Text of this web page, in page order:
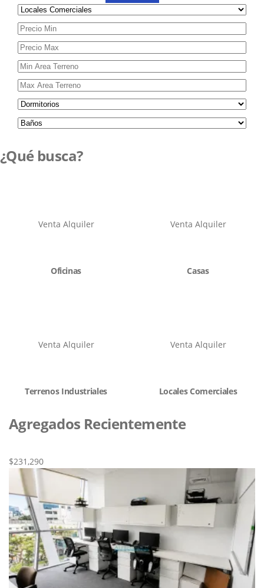
¿Qué busca?
Venta Alquiler
Oficinas
Venta Alquiler
Casas
Venta Alquiler
Terrenos Industriales
Venta Alquiler
Locales Comerciales
Agregados Recientemente
$231,290